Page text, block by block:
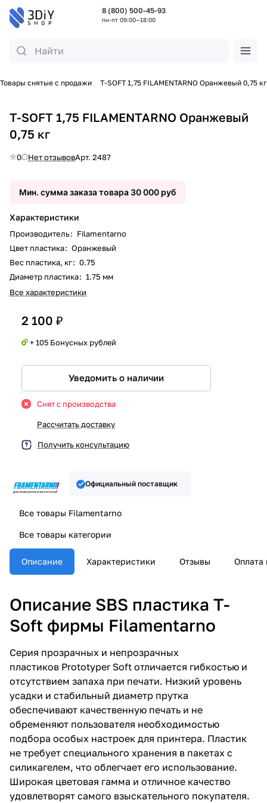
8 (800) 500-45-93
пн-пт 09:00—18:00
Товары снятые с продажи T-SOFT 1,75 FILAMENTARNO Оранжевый 0,75 кг
T-SOFT 1,75 FILAMENTARNO Оранжевый
0,75 кг
0 Нет отзывовАрт. 2487
Мин. сумма заказа товара 30 000 руб
Характеристики
Производитель: Filamentarno
Цвет пластика: Оранжевый
Вес пластика, кг: 0.75
Диаметр пластика: 1.75 мм
Все характеристики
2 100 ₽
+ 105 Бонусных рублей
Уведомить о наличии
Снят с производства
Рассчитать доставку
Получить консультацию
Официальный поставщик
Все товары Filamentarno
Все товары категории
Описание Характеристики Отзывы Оплата
Описание SBS пластика T-
Soft фирмы Filamentarno
Серия прозрачных и непрозрачных
пластиков Prototyper Soft отличается гибкостью и
отсутствием запаха при печати. Низкий уровень
усадки и стабильный диаметр прутка
обеспечивают качественную печать и не
обременяют пользователя необходимостью
подбора особых настроек для принтера. Пластик
не требует специального хранения в пакетах с
силикагелем, что облегчает его использование.
Широкая цветовая гамма и отличное качество
удовлетворят самого взыскательного покупателя.